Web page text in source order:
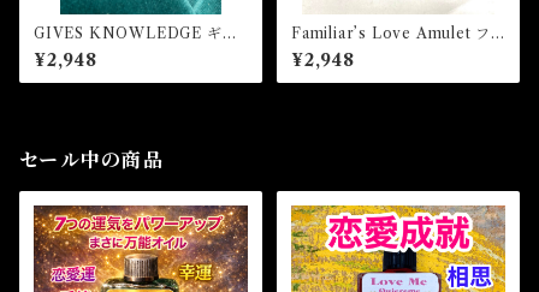
GIVES KNOWLEDGE ギブ
スナレッジ 白魔術アミュレ
ット
¥2,948
Familiar’s Love Amulet フ
ァミリアーズラブアミュレッ
ト 白魔術アミュレット
¥2,948
セール中の商品